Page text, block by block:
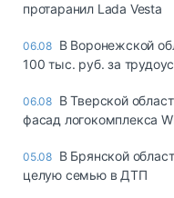
протаранил Lada Vesta
06.08 В Воронежской
100 тыс. руб. за
06.08 В Тверской
фасад логокомплекса
05.08 В Брянской
целую семью в ДТП